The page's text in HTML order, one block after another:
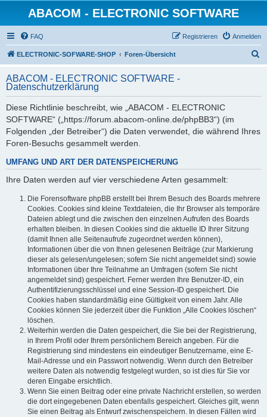
ABACOM - ELECTRONIC SOFTWARE
FAQ Anmelden
Registrieren
ELECTRONIC-SOFWARE-SHOP Foren-Übersicht
h
ABACOM - ELECTRONIC SOFTWARE -
Datenschutzerklärung
Diese Richtlinie beschreibt, wie „ABACOM - ELECTRONIC
SOFTWARE“ („https://forum.abacom-online.de/phpBB3“) (im
Folgenden „der Betreiber“) die Daten verwendet, die während Ihres
Foren-Besuchs gesammelt werden.
UMFANG UND ART DER DATENSPEICHERUNG
Ihre Daten werden auf vier verschiedene Arten gesammelt:
Die Forensoftware phpBB erstellt bei Ihrem Besuch des Boards mehrere
Cookies. Cookies sind kleine Textdateien, die Ihr Browser als temporäre
Dateien ablegt und die zwischen den einzelnen Aufrufen des Boards
erhalten bleiben. In diesen Cookies sind die aktuelle ID Ihrer Sitzung
(damit Ihnen alle Seitenaufrufe zugeordnet werden können),
Informationen über die von Ihnen gelesenen Beiträge (zur Markierung
dieser als gelesen/ungelesen; sofern Sie nicht angemeldet sind) sowie
Informationen über Ihre Teilnahme an Umfragen (sofern Sie nicht
angemeldet sind) gespeichert. Ferner werden Ihre Benutzer-ID, ein
Authentifizierungsschlüssel und eine Session-ID gespeichert. Die
Cookies haben standardmäßig eine Gültigkeit von einem Jahr. Alle
Cookies können Sie jederzeit über die Funktion „Alle Cookies löschen“
löschen.
Weiterhin werden die Daten gespeichert, die Sie bei der Registrierung,
in Ihrem Profil oder Ihrem persönlichem Bereich angeben. Für die
Registrierung sind mindestens ein eindeutiger Benutzername, eine E-
Mail-Adresse und ein Passwort notwendig. Wenn durch den Betreiber
weitere Daten als notwendig festgelegt wurden, so ist dies für Sie vor
deren Eingabe ersichtlich.
Wenn Sie einen Beitrag oder eine private Nachricht erstellen, so werden
die dort eingegebenen Daten ebenfalls gespeichert. Gleiches gilt, wenn
Sie einen Beitrag als Entwurf zwischenspeichern. In diesen Fällen wird